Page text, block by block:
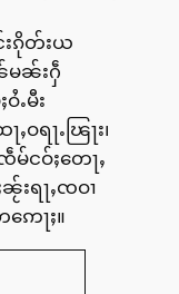
ၵိုတ်းယ
မၼ်းႁဵ
ႉမီး
ဝရႃႉၽြႃး၊
မ်ငဝ်ႈတေႃႇ
းရႃႇၸဝၢ
ေႃႈ။